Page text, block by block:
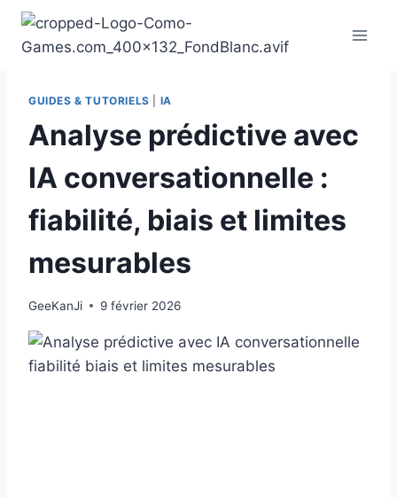
Aller
contenu
GUIDES & TUTORIELS IA
Analyse prédictive avec
IA conversationnelle :
fiabilité, biais et limites
mesurables
GeeKanJi 9 février 2026